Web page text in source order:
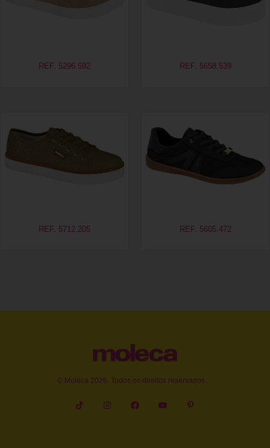
REF. 5296.592 REF. 5658.539
REF. 5712.205 REF. 5605.472
© Moleca 2026. Todos os direitos reservados.